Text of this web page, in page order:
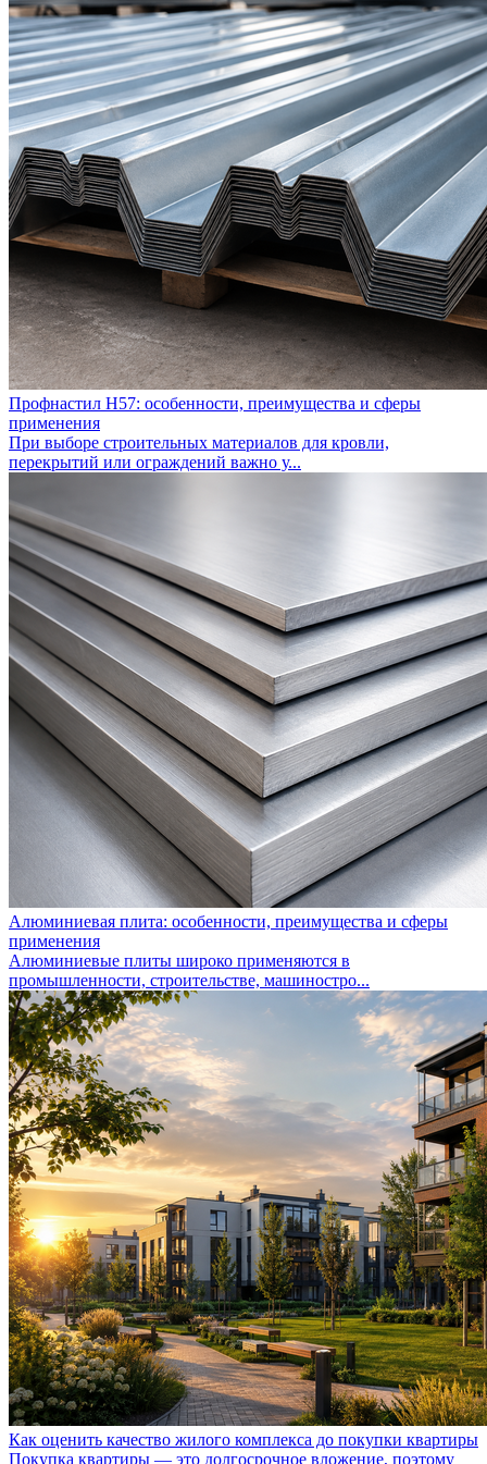
Профнастил Н57: особенности, преимущества и сферы
применения
При выборе строительных материалов для кровли,
перекрытий или ограждений важно у...
Алюминиевая плита: особенности, преимущества и сферы
применения
Алюминиевые плиты широко применяются в
промышленности, строительстве, машиностро...
Как оценить качество жилого комплекса до покупки квартиры
Покупка квартиры — это долгосрочное вложение, поэтому